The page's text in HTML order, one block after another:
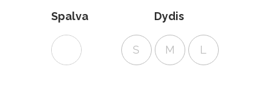
Spalva Dydis
S M L